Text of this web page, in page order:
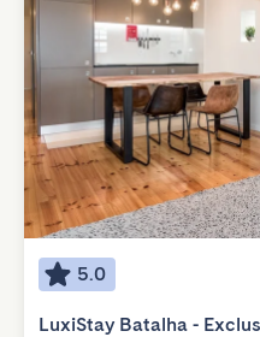
5.0
LuxiStay Batalha -